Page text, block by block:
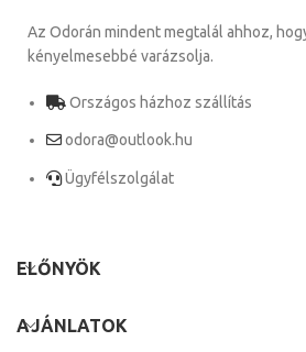
Az Odorán mindent megtalál ahhoz,
kényelmesebbé varázsolja.
Országos házhoz szállítás
odora@outlook.hu
Ügyfélszolgálat
ELŐNYÖK
AJÁNLATOK